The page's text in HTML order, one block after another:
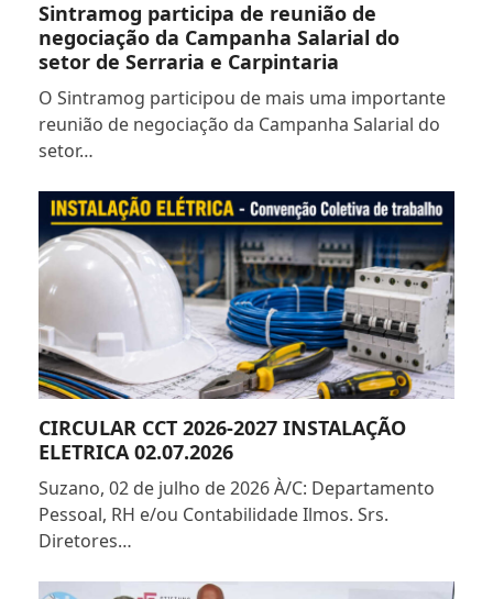
Sintramog participa de reunião de
negociação da Campanha Salarial do
setor de Serraria e Carpintaria
O Sintramog participou de mais uma importante
reunião de negociação da Campanha Salarial do
setor…
CIRCULAR CCT 2026-2027 INSTALAÇÃO
ELETRICA 02.07.2026
Suzano, 02 de julho de 2026 À/C: Departamento
Pessoal, RH e/ou Contabilidade Ilmos. Srs.
Diretores…